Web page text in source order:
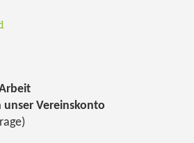
Vereinskonto